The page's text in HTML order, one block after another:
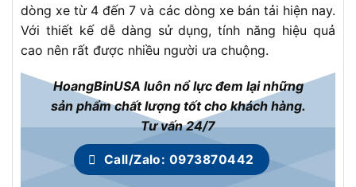
dòng xe từ 4 đến 7 và các dòng xe bán tải hiện nay.
Với thiết kế dễ dàng sử dụng, tính năng hiệu quả
cao nên rất được nhiều người ưa chuộng.
HoangBinUSA luôn nổ lực đem lại những
sản phẩm chất lượng tốt cho khách hàng.
Tư vấn 24/7
Call/Zalo: 0973870442